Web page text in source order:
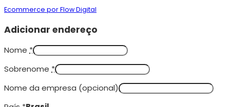
Ecommerce por Flow Digital
Adicionar endereço
Nome *
Sobrenome *
Nome da empresa (opcional)